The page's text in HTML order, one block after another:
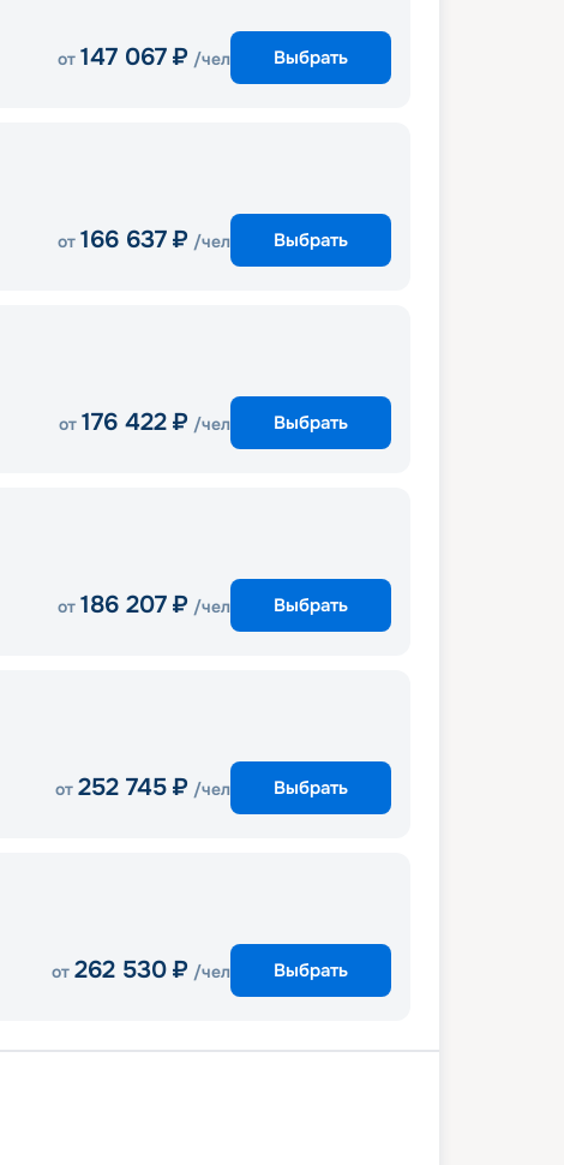
от 147 067 ₽ /чел Выбрать
от 166 637 ₽ /чел Выбрать
от 176 422 ₽ /чел Выбрать
от 186 207 ₽ /чел Выбрать
от 252 745 ₽ /чел Выбрать
от 262 530 ₽ /чел Выбрать